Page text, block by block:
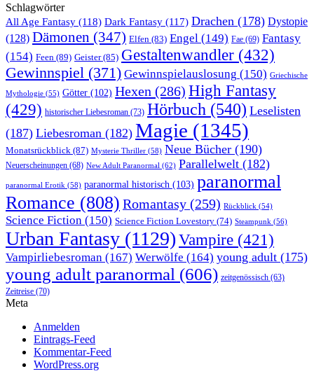
Schlagwörter
All Age Fantasy (118) Dark Fantasy (117) Drachen (178) Dystopie
(128) Dämonen (347) Elfen (83) Engel (149) Fae (69) Fantasy
(154) Feen (89) Geister(85) Gestaltenwandler (432)
Gewinnspiel (371) Gewinnspielauslosung (150) Griechische
Mythologie (55) Götter (102) Hexen (286) High Fantasy
(429) historischer Liebesroman (73) Hörbuch (540) Leselisten
(187) Liebesroman (182) Magie (1345)
Monatsrückblick (87) Mysterie Thriller (58) Neue Bücher (190)
Neuerscheinungen (68) New Adult Paranormal (62) Parallelwelt (182)
paranormal Erotik (58) paranormal historisch (103) paranormal
Romance (808) Romantasy (259) Rückblick (54)
Science Fiction (150) Science Fiction Lovestory (74) Steampunk (56)
Urban Fantasy (1129) Vampire (421)
Vampirliebesroman (167) Werwölfe (164) young adult (175)
young adult paranormal (606) zeitgenössisch (63)
Zeitreise (70)
Meta
Anmelden
Eintrags-Feed
Kommentar-Feed
WordPress.org